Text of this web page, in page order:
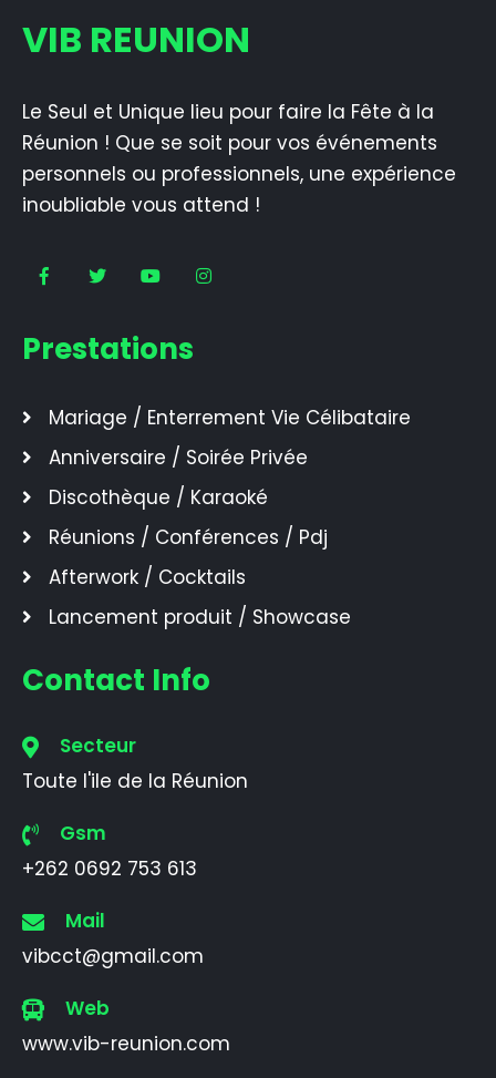
VIB REUNION
Le Seul et Unique lieu pour faire la Fête à la
Réunion ! Que se soit pour vos événements
personnels ou professionnels, une expérience
inoubliable vous attend !
Prestations
Mariage / Enterrement Vie Célibataire
Anniversaire / Soirée Privée
Discothèque / Karaoké
Réunions / Conférences / Pdj
Afterwork / Cocktails
Lancement produit / Showcase
Contact Info
Secteur
Toute l'ile de la Réunion
Gsm
+262 0692 753 613
Mail
vibcct@gmail.com
Web
www.vib-reunion.com